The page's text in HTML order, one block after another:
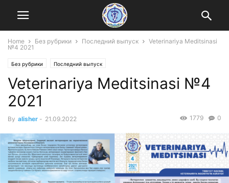
Home Без рубрики Последний выпуск
Veterinariya Meditsinasi
№4 2021
Без рубрики Последний выпуск
Veterinariya Meditsinasi №4
2021
By alisher - 21.09.2022 0
1779